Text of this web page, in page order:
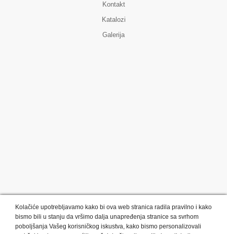
Kontakt
Katalozi
Galerija
Kolačiće upotrebljavamo kako bi ova web stranica radila pravilno i kako
bismo bili u stanju da vršimo dalja unapređenja stranice sa svrhom
poboljšanja Vašeg korisničkog iskustva, kako bismo personalizovali